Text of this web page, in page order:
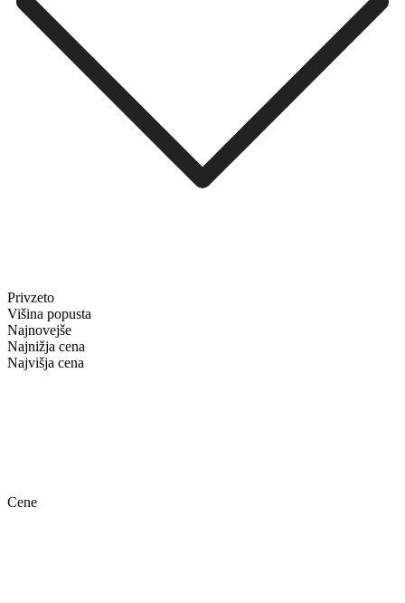
Privzeto
Višina popusta
Najnovejše
Najnižja cena
Najvišja cena
Cene